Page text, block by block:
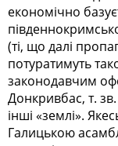
економічно
(ті, що далі
потуратимуть
законодавчим
Донкривбас, т.
інші «землі».
Галицькою